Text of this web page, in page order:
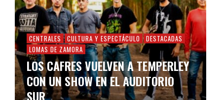
CENTRALES CULTURA Y ESPECTÁCULO
DESTACADAS
LOMAS DE ZAMORA
LOS CAFRES VUELVEN A TEMPERLEY
CON UN SHOW EN EL AUDITORIO
SUR